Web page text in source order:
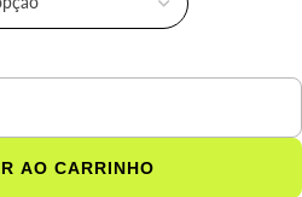
AO CARRINHO